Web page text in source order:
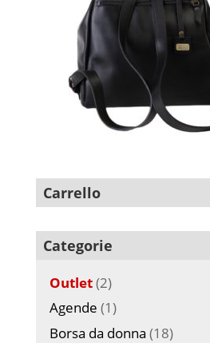
Carrello
Categorie
Outlet(2)
Agende (1)
Borsa da donna (18)